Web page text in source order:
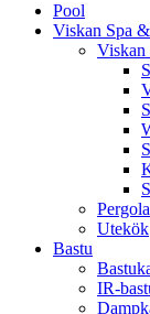
Pool
Viskan Spa
Viskan
Pergola
Utekök
Bastu
IR-